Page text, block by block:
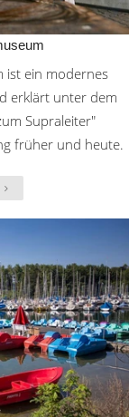
ist ein modernes
erklärt unter dem
Supraleiter"
früher und heute.